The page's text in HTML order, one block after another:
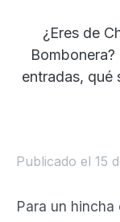
¿Eres de
entradas, qué
Publicado el 15
Para un